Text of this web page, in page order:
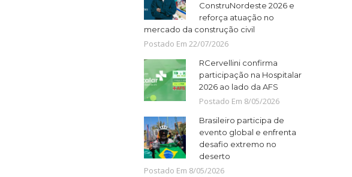
ConstruNordeste 2026 e
reforça atuação no
mercado da construção civil
Postado Em 22/07/2026
RCervellini confirma
participação na Hospitalar
2026 ao lado da AFS
Postado Em 8/05/2026
Brasileiro participa de
evento global e enfrenta
desafio extremo no
deserto
Postado Em 8/05/2026